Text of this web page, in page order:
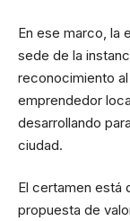
En ese marco, la
sede de la
reconocimiento
emprendedor
desarrollando
ciudad.
El certamen está
propuesta de